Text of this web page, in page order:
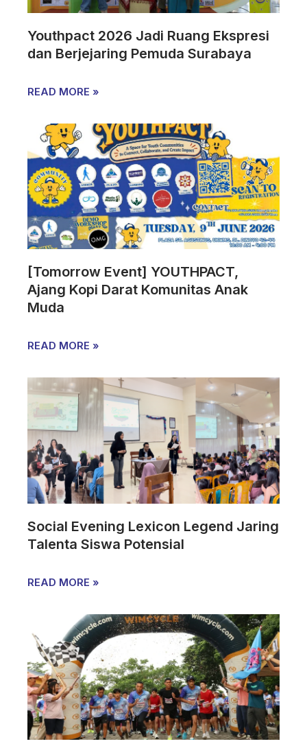
Youthpact 2026 Jadi Ruang Ekspresi
dan Berjejaring Pemuda Surabaya
READ MORE »
[Tomorrow Event] YOUTHPACT,
Ajang Kopi Darat Komunitas Anak
Muda
READ MORE »
Social Evening Lexicon Legend Jaring
Talenta Siswa Potensial
READ MORE »